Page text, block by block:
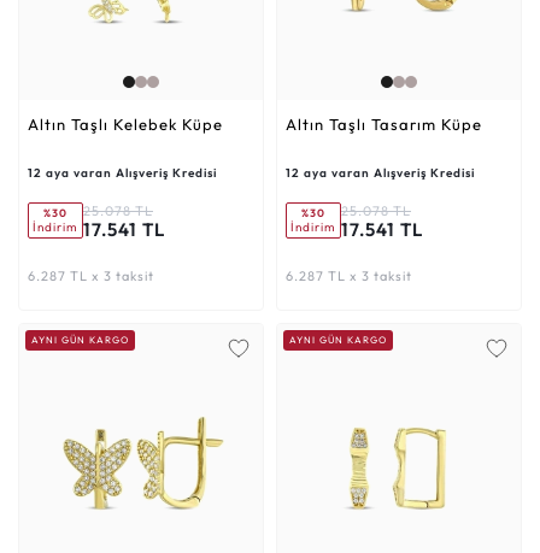
Altın Taşlı Kelebek Küpe
12 aya varan Alışveriş Kredisi
%30
İndirim
25.078 TL
17.541 TL
6.287 TL x 3 taksit
Altın Taşlı Tasarım Küpe
12 aya varan Alışveriş Kredisi
%30
İndirim
25.078 TL
17.541 TL
6.287 TL x 3 taksit
AYNI GÜN KARGO AYNI GÜN KARGO